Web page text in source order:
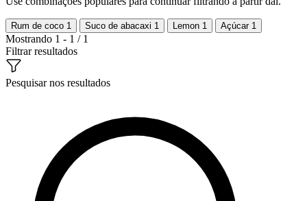
Rum de coco 1 Suco de abacaxi 1 Lemon 1 Açúcar 1
Mostrando 1 - 1 / 1
Filtrar resultados
Pesquisar nos resultados